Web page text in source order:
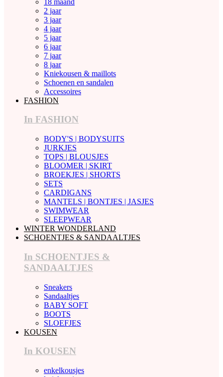
2 jaar
3 jaar
4 jaar
5 jaar
6 jaar
7 jaar
8 jaar
Kniekousen & maillots
Schoenen en sandalen
Accessoires
FASHION
In FASHION
BODY'S | BODYSUITS
JURKJES
TOPS | BLOUSJES
BLOOMER | SKIRT
BROEKJES | SHORTS
SETS
CARDIGANS
MANTELS | BONTJES | JASJES
SWIMWEAR
SLEEPWEAR
WINTER WONDERLAND
SCHOENTJES & SANDAALTJES
In SCHOENTJES &
SANDAALTJES
Sneakers
Sandaaltjes
BABY SOFT
BOOTS
SLOEFJES
KOUSEN
In KOUSEN
enkelkousjes